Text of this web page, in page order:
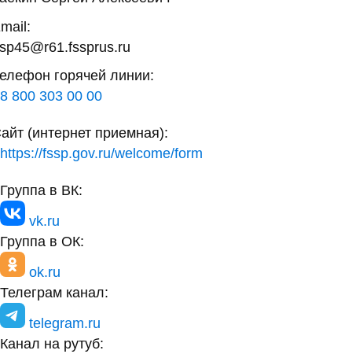
горячей линии:
8 800 303 00 00
(интернет приемная):
https://fssp.gov.ru/welcome/form
Группа в ВК:
vk.ru
Группа в ОК:
ok.ru
Телеграм канал:
telegram.ru
Канал на рутуб: